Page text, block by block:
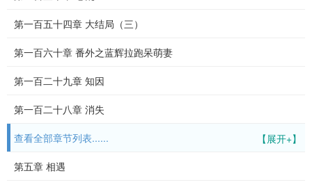
第一百五十四章 大结局（三）
第一百六十章 番外之蓝辉拉跑呆萌妻
第一百二十九章 知因
第一百二十八章 消失
【展开+】
查看全部章节列表......
第五章 相遇